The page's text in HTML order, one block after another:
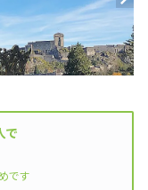
で
です